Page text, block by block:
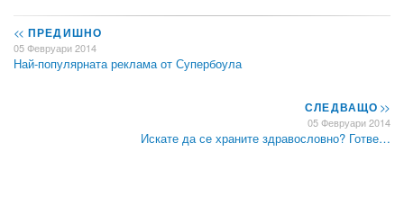
<< ПРЕДИШНО
05 Февруари 2014
Най-популярната реклама от Супербоула
СЛЕДВАЩО>>
05 Февруари 2014
Искате да се храните здравословно? Готве…